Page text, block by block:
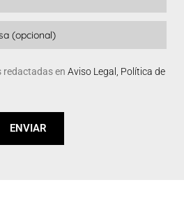
redactadas en Aviso Legal, Política de
ENVIAR